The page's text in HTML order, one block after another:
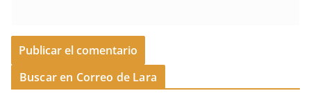
Buscar en Correo de Lara